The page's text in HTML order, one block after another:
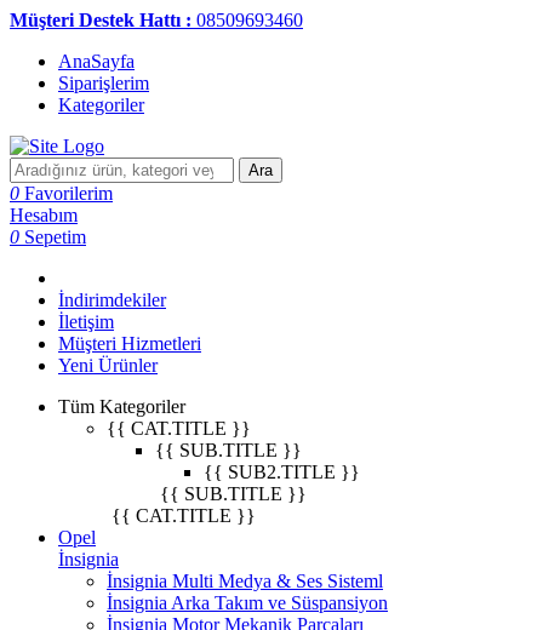
Müşteri Destek Hattı : 08509693460
AnaSayfa
Siparişlerim
Kategoriler
Ara
0 Favorilerim
Hesabım
0 Sepetim
İndirimdekiler
İletişim
Müşteri Hizmetleri
Yeni Ürünler
Tüm Kategoriler
{{ CAT.TITLE }}
{{ SUB.TITLE }}
{{ SUB2.TITLE }}
{{ SUB.TITLE }}
{{ CAT.TITLE }}
Opel
İnsignia
İnsignia Multi Medya & Ses Sisteml
İnsignia Arka Takım ve Süspansiyon
İnsignia Motor Mekanik Parçaları